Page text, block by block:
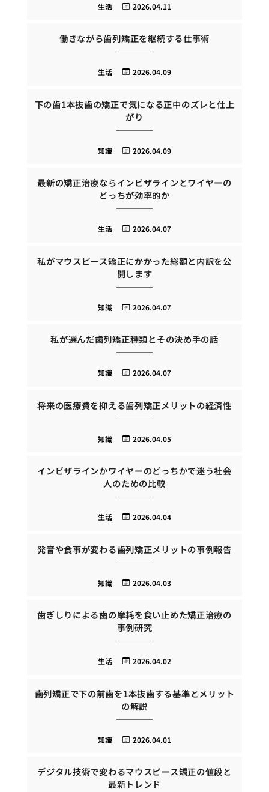
2026.04.11
生活
働きながら歯列矯正を継続する仕事術
2026.04.09
生活
下の歯1本抜歯の矯正で気になる正中のズレと仕上
がり
2026.04.09
知識
最新の矯正治療ならインビザラインとワイヤーの
どっちが効率的か
2026.04.07
生活
私がマウスピース矯正にかかった総額と内訳を公
開します
2026.04.07
知識
私が選んだ歯列矯正種類とその決め手の話
2026.04.07
知識
将来の医療費を抑える歯列矯正メリットの経済性
2026.04.05
知識
インビザラインかワイヤーのどっちかで迷う社会
人のための比較
2026.04.04
生活
発音や食事が変わる歯列矯正メリットの事例報告
2026.04.03
知識
歯ぎしりによる歯の摩耗を食い止めた矯正治療の
事例研究
2026.04.02
生活
歯列矯正で下の前歯を1本抜歯する基準とメリット
の解説
2026.04.01
知識
デジタル技術で変わるマウスピース矯正の値段と
最新トレンド